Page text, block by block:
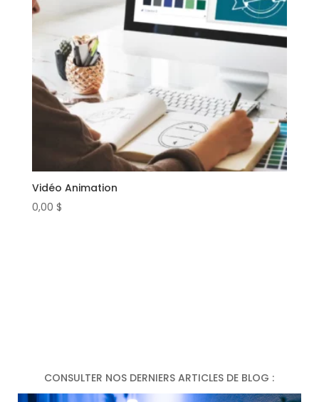
Vidéo Animation
0,00 $
CONSULTER NOS DERNIERS ARTICLES DE BLOG :